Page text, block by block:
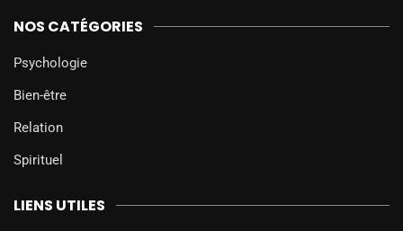
NOS CATÉGORIES
Psychologie
Bien-être
Relation
Spirituel
LIENS UTILES